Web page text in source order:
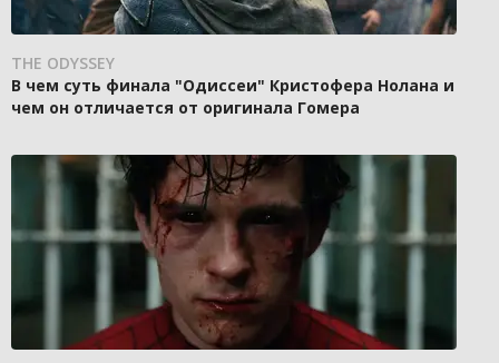
THE ODYSSEY
В чем суть финала "Одиссеи" Кристофера Нолана и
чем он отличается от оригинала Гомера